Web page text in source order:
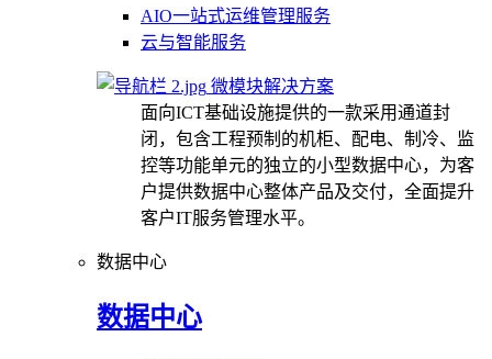
AIO一站式运维管理服务
云与智能服务
微模块解决方案
面向ICT基础设施提供的一款采用通道封
闭，包含工程预制的机柜、配电、制冷、监
控等功能单元的独立的小型数据中心，为客
户提供数据中心整体产品及交付，全面提升
客户IT服务管理水平。
数据中心
数据中心